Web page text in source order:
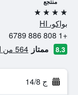
4 نجوم
بواكو، HI
+1 808 886 6789
8.3 ممتاز 564 من التقييمات تم التحقق منها
ج 14/8